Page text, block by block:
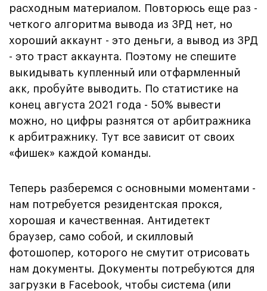
расходным материалом. Повторюсь еще раз -
четкого алгоритма вывода из ЗРД нет, но
хороший аккаунт - это деньги, а вывод из ЗРД
- это траст аккаунта. Поэтому не спешите
выкидывать купленный или отфармленный
акк, пробуйте выводить. По статистике на
конец августа 2021 года - 50% вывести
можно, но цифры разнятся от арбитражника
к арбитражнику. Тут все зависит от своих
«фишек» каждой команды.
Теперь разберемся с основными моментами -
нам потребуется резидентская прокся,
хорошая и качественная. Антидетект
браузер, само собой, и скилловый
фотошопер, которого не смутит отрисовать
нам документы. Документы потребуются для
загрузки в Facebook, чтобы система (или